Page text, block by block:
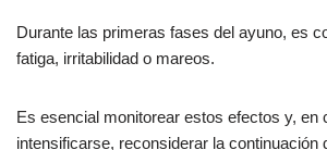
Durante las primeras fases del ayuno, es
fatiga, irritabilidad o mareos.
Es esencial monitorear estos efectos y, en
intensificarse, reconsiderar la continuación